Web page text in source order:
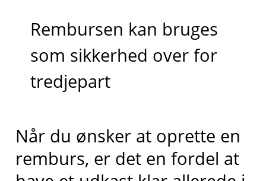
Rembursen kan bruges
som sikkerhed over for
tredjepart
Når du ønsker at oprette en
remburs, er det en fordel at